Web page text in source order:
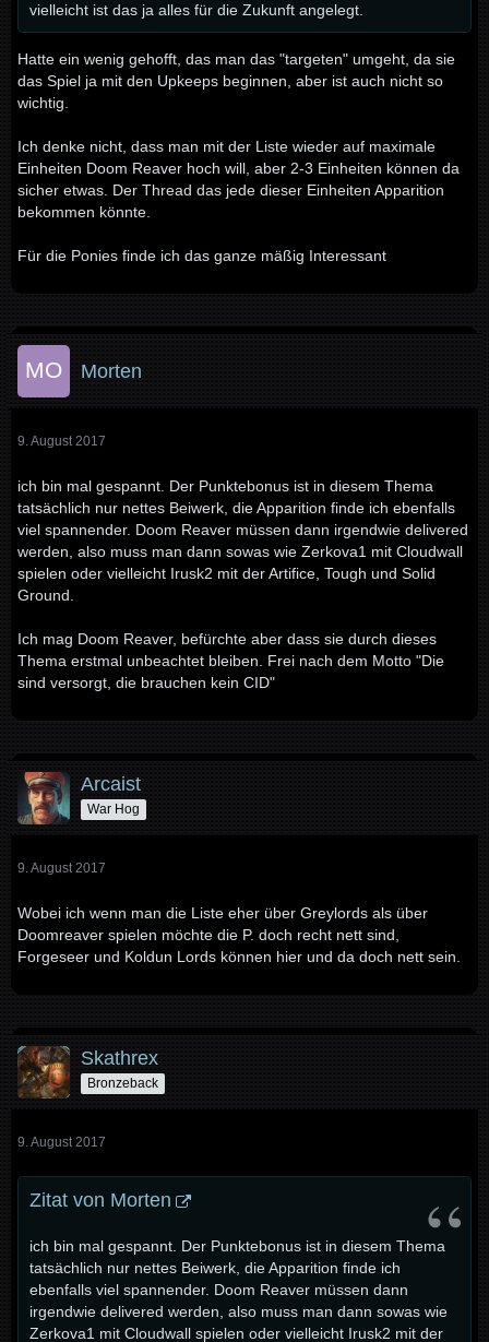
vielleicht ist das ja alles für die Zukunft angelegt.
Hatte ein wenig gehofft, das man das "targeten" umgeht, da sie
das Spiel ja mit den Upkeeps beginnen, aber ist auch nicht so
wichtig.
Ich denke nicht, dass man mit der Liste wieder auf maximale
Einheiten Doom Reaver hoch will, aber 2-3 Einheiten können da
sicher etwas. Der Thread das jede dieser Einheiten Apparition
bekommen könnte.
Für die Ponies finde ich das ganze mäßig Interessant
Morten
9. August 2017
ich bin mal gespannt. Der Punktebonus ist in diesem Thema
tatsächlich nur nettes Beiwerk, die Apparition finde ich ebenfalls
viel spannender. Doom Reaver müssen dann irgendwie delivered
werden, also muss man dann sowas wie Zerkova1 mit Cloudwall
spielen oder vielleicht Irusk2 mit der Artifice, Tough und Solid
Ground.
Ich mag Doom Reaver, befürchte aber dass sie durch dieses
Thema erstmal unbeachtet bleiben. Frei nach dem Motto "Die
sind versorgt, die brauchen kein CID"
Arcaist
War Hog
9. August 2017
Wobei ich wenn man die Liste eher über Greylords als über
Doomreaver spielen möchte die P. doch recht nett sind,
Forgeseer und Koldun Lords können hier und da doch nett sein.
Skathrex
Bronzeback
9. August 2017
Zitat von Morten
ich bin mal gespannt. Der Punktebonus ist in diesem Thema
tatsächlich nur nettes Beiwerk, die Apparition finde ich
ebenfalls viel spannender. Doom Reaver müssen dann
irgendwie delivered werden, also muss man dann sowas wie
Zerkova1 mit Cloudwall spielen oder vielleicht Irusk2 mit der